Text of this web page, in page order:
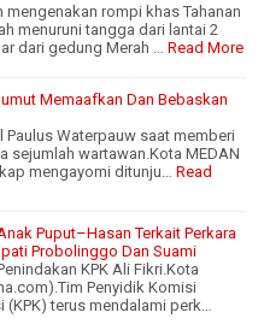
rompi khas Tahanan
menuruni tangga dari lantai 2
dari gedung Merah … Read More
Memaafkan Dan Bebaskan
Paulus Waterpauw saat memberi
sejumlah wartawan.Kota MEDAN
mengayomi ditunju… Read
Puput–Hasan Terkait Perkara
Probolinggo Dan Suami
KPK Ali Fikri.Kota
Penyidik Komisi
(KPK) terus mendalami perk…